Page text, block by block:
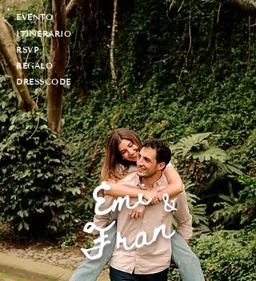
EVENTO
ITINERARIO
RSVP
REGALO
DRESSCODE
Emi&
Fran